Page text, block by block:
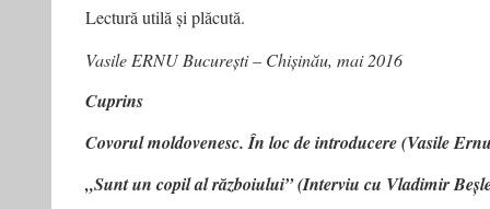
Lectură utilă și plăcută.
Vasile ERNU București – Chișinău, mai 2016
Cuprins
Covorul moldovenesc. În loc de introducere (Vasile
„Sunt un copil al războiului” (Interviu cu Vladimir